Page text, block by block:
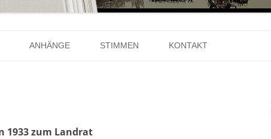
zum
ANHÄNGE
LINKS
STIMMEN KONTAKT
1933 zum Landrat